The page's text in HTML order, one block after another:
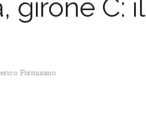
girone C: il
Formisano